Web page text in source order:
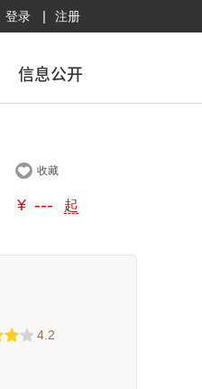
登录 | 注册
信息公开
信息公开
 收藏
¥ --- 起
4.2